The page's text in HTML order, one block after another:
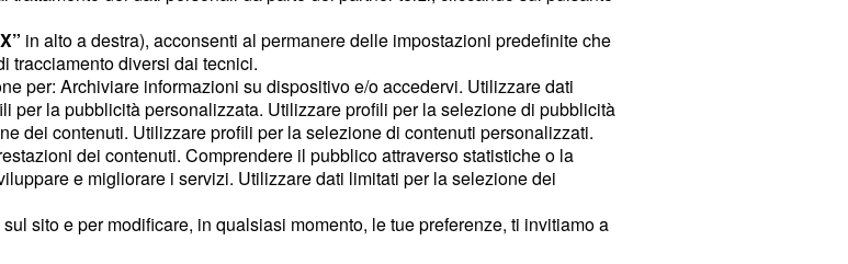
raggio
le
e
in alto a destra), acconsenti al permanere delle impostazioni predefinite che
tracciamento diversi dai tecnici.
per: Archiviare informazioni su dispositivo e/o accedervi. Utilizzare dati
per la pubblicità personalizzata. Utilizzare profili per la selezione di pubblicità
dei contenuti. Utilizzare profili per la selezione di contenuti personalizzati.
dei contenuti. Comprendere il pubblico attraverso statistiche o la
e migliorare i servizi. Utilizzare dati limitati per la selezione dei
sito e per modificare, in qualsiasi momento, le tue preferenze, ti invitiamo a